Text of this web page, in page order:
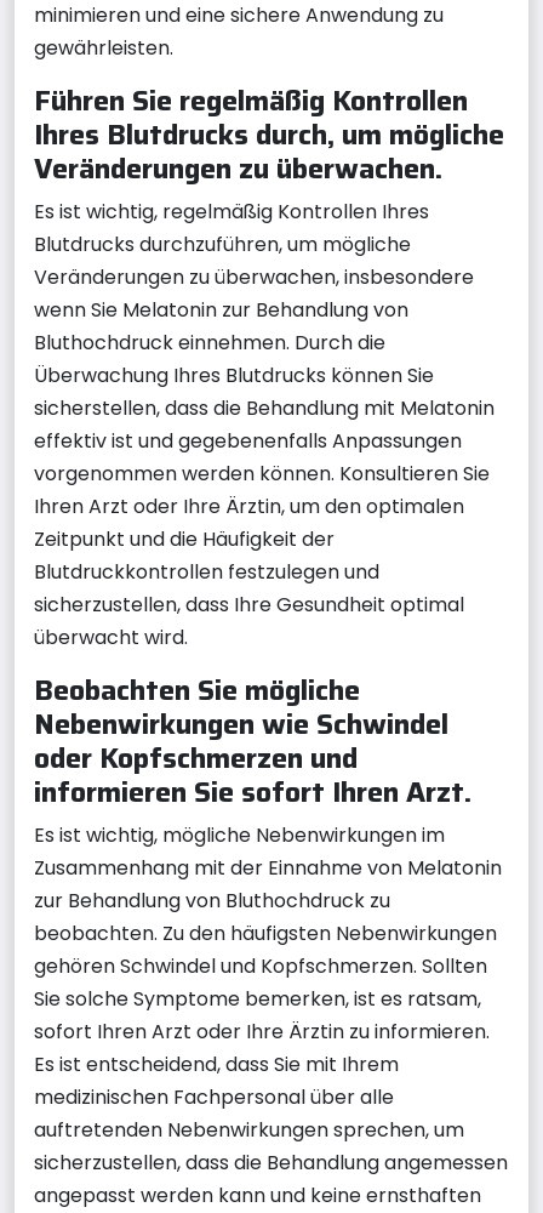
minimieren und eine sichere Anwendung zu
gewährleisten.
Führen Sie regelmäßig Kontrollen
Ihres Blutdrucks durch, um mögliche
Veränderungen zu überwachen.
Es ist wichtig, regelmäßig Kontrollen Ihres
Blutdrucks durchzuführen, um mögliche
Veränderungen zu überwachen, insbesondere
wenn Sie Melatonin zur Behandlung von
Bluthochdruck einnehmen. Durch die
Überwachung Ihres Blutdrucks können Sie
sicherstellen, dass die Behandlung mit Melatonin
effektiv ist und gegebenenfalls Anpassungen
vorgenommen werden können. Konsultieren Sie
Ihren Arzt oder Ihre Ärztin, um den optimalen
Zeitpunkt und die Häufigkeit der
Blutdruckkontrollen festzulegen und
sicherzustellen, dass Ihre Gesundheit optimal
überwacht wird.
Beobachten Sie mögliche
Nebenwirkungen wie Schwindel
oder Kopfschmerzen und
informieren Sie sofort Ihren Arzt.
Es ist wichtig, mögliche Nebenwirkungen im
Zusammenhang mit der Einnahme von Melatonin
zur Behandlung von Bluthochdruck zu
beobachten. Zu den häufigsten Nebenwirkungen
gehören Schwindel und Kopfschmerzen. Sollten
Sie solche Symptome bemerken, ist es ratsam,
sofort Ihren Arzt oder Ihre Ärztin zu informieren.
Es ist entscheidend, dass Sie mit Ihrem
medizinischen Fachpersonal über alle
auftretenden Nebenwirkungen sprechen, um
sicherzustellen, dass die Behandlung angemessen
angepasst werden kann und keine ernsthaften